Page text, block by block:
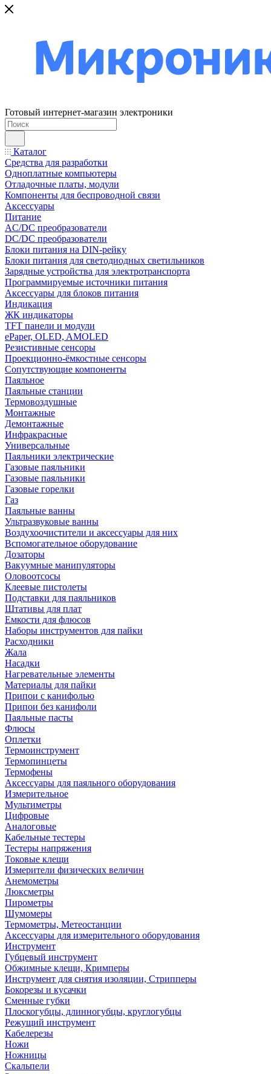
Готовый интернет-магазин электроники
Каталог
Средства для разработки
Одноплатные компьютеры
Отладочные платы, модули
Компоненты для беспроводной связи
Аксессуары
Питание
AC/DC преобразователи
DC/DC преобразователи
Блоки питания на DIN-рейку
Блоки питания для светодиодных светильников
Зарядные устройства для электротранспорта
Программируемые источники питания
Аксессуары для блоков питания
Индикация
ЖК индикаторы
TFT панели и модули
ePaper, OLED, AMOLED
Резистивные сенсоры
Проекционно-ёмкостные сенсоры
Сопутствующие компоненты
Паяльное
Паяльные станции
Термовоздушные
Монтажные
Демонтажные
Инфракрасные
Универсальные
Паяльники электрические
Газовые паяльники
Газовые паяльники
Газовые горелки
Газ
Паяльные ванны
Ультразвуковые ванны
Воздухоочистители и аксессуары для них
Вспомогательное оборудование
Дозаторы
Вакуумные манипуляторы
Оловоотсосы
Клеевые пистолеты
Подставки для паяльников
Штативы для плат
Емкости для флюсов
Наборы инструментов для пайки
Расходники
Жала
Насадки
Нагревательные элементы
Материалы для пайки
Припои с канифолью
Припои без канифоли
Паяльные пасты
Флюсы
Оплетки
Термоинструмент
Термопинцеты
Термофены
Аксессуары для паяльного оборудования
Измерительное
Мультиметры
Цифровые
Аналоговые
Кабельные тестеры
Тестеры напряжения
Токовые клещи
Измерители физических величин
Анемометры
Люксметры
Пирометры
Шумомеры
Термометры, Метеостанции
Аксессуары для измерительного оборудования
Инструмент
Губцевый инструмент
Обжимные клещи, Кримперы
Инструмент для снятия изоляции, Стрипперы
Бокорезы и кусачки
Сменные губки
Плоскогубцы, длинногубцы, круглогубцы
Режущий инструмент
Кабелерезы
Ножи
Ножницы
Скальпели